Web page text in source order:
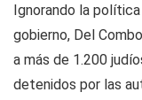
Ignorando la
gobierno, Del
a más de 1.200
detenidos por las